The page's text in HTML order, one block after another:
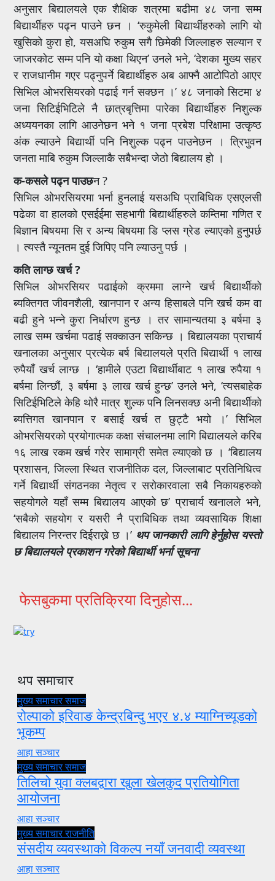
अनुसार बिद्यालयले एक शैक्षिक शत्रमा बढीमा ४८ जना सम्म
बिद्यार्थीहरु पढ्न पाउने छन । ‘रुकुमेली बिद्यार्थीहरुको लागि यो
खुसिको कुरा हो, यसअघि रुकुम सगै छिमेकी जिल्लाहरु सल्यान र
जाजरकोट सम्म पनि यो कक्षा थिएन’ उनले भने, ‘देशका मुख्य सहर
र राजधानीम गएर पढ्नुपर्ने बिद्यार्थीहरु अब आफ्नै आटोपिठो आएर
सिभिल ओभरसियरको पढाई गर्न सक्छन ।’ ४८ जनाको सिटमा ४
जना सिटिईभिटिले नै छात्रबृत्तिमा पारेका बिद्यार्थीहरु निशुल्क
अध्ययनका लागि आउनेछन भने १ जना प्रबेश परिक्षामा उत्कृष्ठ
अंक ल्याउने बिद्यार्थी पनि निशुल्क पढ्न पाउनेछन । त्रिभुवन
जनता माबि रुकुम जिल्लाकै सबैभन्दा जेठो बिद्यालय हो ।
क-कसले पढ्न पाउछन ?
सिभिल ओभरसियरमा भर्ना हुनलाई यसअघि प्राबिधिक एसएलसी
पढेका वा हालको एसईईमा सहभागी बिद्यार्थीहरुले कम्तिमा गणित र
बिज्ञान बिषयमा सि र अन्य बिषयमा डि प्लस ग्रेड ल्याएको हुनुपर्छ
। त्यस्तै न्यूनतम दुई जिपिए पनि ल्याउनु पर्छ ।
कति लाग्छ खर्च ?
सिभिल ओभरसियर पढाईको क्रममा लाग्ने खर्च बिद्यार्थीको
ब्यक्तिगत जीवनशैली, खानपान र अन्य हिसाबले पनि खर्च कम वा
बढी हुने भन्ने कुरा निर्धारण हुन्छ । तर सामान्यतया ३ बर्षमा ३
लाख सम्म खर्चमा पढाई सक्काउन सकिन्छ । बिद्यालयका प्राचार्य
खनालका अनुसार प्रत्येक बर्ष बिद्यालयले प्रति बिद्यार्थी १ लाख
रुपैयाँ खर्च लाग्छ । ‘हामीले एउटा बिद्यार्थीबाट १ लाख रुपैया १
बर्षमा लिन्छौं, ३ बर्षमा ३ लाख खर्च हुन्छ’ उनले भने, ‘त्यसबाहेक
सिटिईभिटिले केहि थोरै मात्र शुल्क पनि लिनसक्छ अनी बिद्यार्थीको
ब्यत्तिगत खानपान र बसाई खर्च त छुट्टै भयो ।’ सिभिल
ओभरसियरको प्रयोगात्मक कक्षा संचालनमा लागि बिद्यालयले करिब
१६ लाख रकम खर्च गरेर सामाग्री समेत ल्याएको छ । ‘बिद्यालय
प्रशासन, जिल्ला स्थित राजनीतिक दल, जिल्लाबाट प्रतिनिधित्व
गर्ने बिद्यार्थी संगठनका नेतृत्व र सरोकारवाला सबै निकायहरुको
सहयोगले यहाँ सम्म बिद्यालय आएको छ’ प्राचार्य खनालले भने,
‘सबैको सहयोग र यसरी नै प्राबिधिक तथा व्यवसायिक शिक्षा
बिद्यालय निरन्तर दिईराख्ने छ ।’ थप जानकारी लागि हेर्नुहोस यस्तो
छ बिद्यालयले प्रकाशन गरेको बिद्यार्थी भर्ना सूचना
फेसबुकमा प्रतिक्रिया दिनुहोस...
थप समाचार
मुख्य समाचारसमाज
रोल्पाको इरिवाङ केन्द्रबिन्दु भएर ४.४ म्याग्निच्यूडको
भूकम्प
आहा सञ्चार
मुख्य समाचारसमाज
तिलिचो युवा क्लबद्वारा खुला खेलकुद प्रतियोगिता
आयोजना
आहा सञ्चार
मुख्य समाचारराजनीति
संसदीय व्यवस्थाको विकल्प नयाँ जनवादी व्यवस्था
आहा सञ्चार